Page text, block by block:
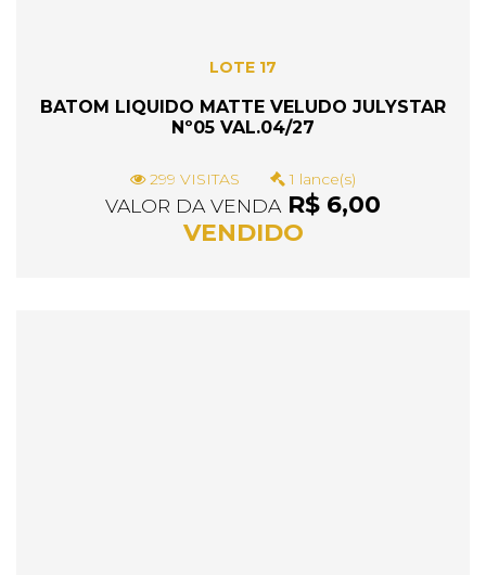
LOTE 17
BATOM LIQUIDO MATTE VELUDO JULYSTAR
Nº05 VAL.04/27
299 VISITAS 1 lance(s)
VALOR DA VENDAR$ 6,00
VENDIDO